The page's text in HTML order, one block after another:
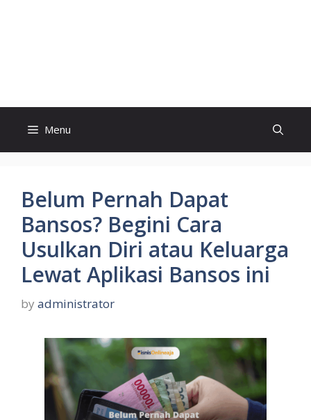
Menu
Belum Pernah Dapat
Bansos? Begini Cara
Usulkan Diri atau Keluarga
Lewat Aplikasi Bansos ini
by administrator